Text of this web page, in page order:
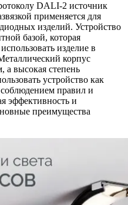
DALI-2 источник
применяется для
изделий. Устройство
базой, которая
изделие в
корпус
а высокая степень
устройство как
правил и
эффективность и
преимущества